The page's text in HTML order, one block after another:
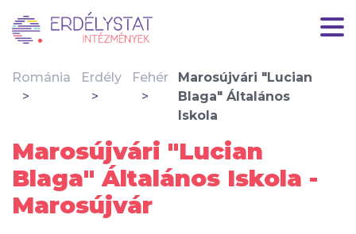
Románia Erdély Fehér
Marosújvári "Lucian
Blaga" Általános
Iskola
Marosújvári "Lucian
Blaga" Általános Iskola -
Marosújvár